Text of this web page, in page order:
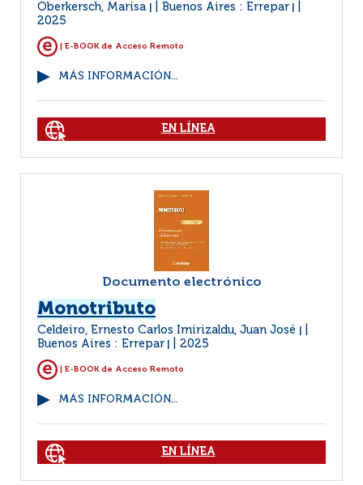
Oberkersch, Marisa
Buenos Aires : Errepar
2025
| E-BOOK de Acceso Remoto
MÁS INFORMACIÓN...
EN LÍNEA
Documento electrónico
Monotributo
Celdeiro, Ernesto Carlos Imirizaldu, Juan José
Buenos Aires : Errepar 2025
| E-BOOK de Acceso Remoto
MÁS INFORMACIÓN...
EN LÍNEA